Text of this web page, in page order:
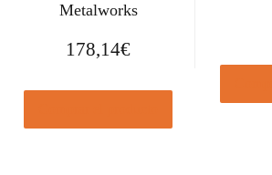
Metalworks
178,14€